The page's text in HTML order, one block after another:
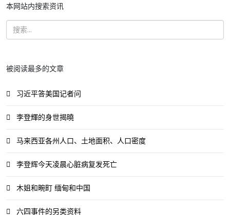
本网站内搜索资讯
被阅读最多的文章
习近平答美国记者问
李登輝的身世揭曉
马来西亚各州人口、土地面积、人口密度
李登辉今天凌晨心脏病复发死亡
木姐和畹町 缅甸和中国
六四事件的另类资料